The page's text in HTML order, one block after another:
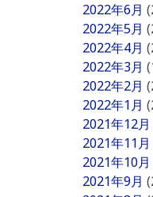
2022年6月
2022年5月
2022年4月
2022年3月
2022年2月
2022年1月
2021年12月
2021年11月
2021年10月
2021年9月